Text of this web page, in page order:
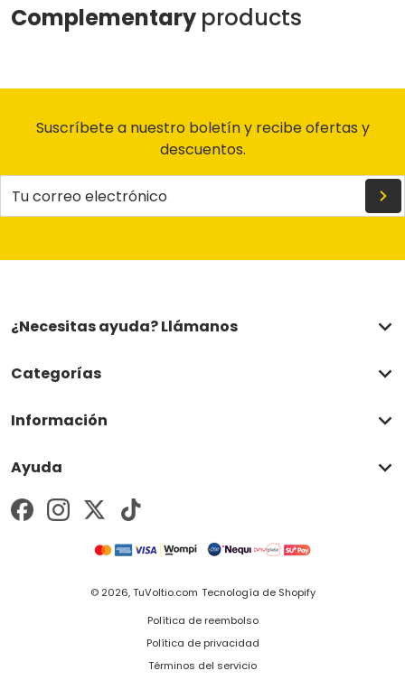
Complementary products
Suscríbete a nuestro boletín y recibe ofertas y
descuentos.
Tu correo electrónico
¿Necesitas ayuda? Llámanos
Categorías
Información
Ayuda
Métodos de pago
© 2026,TuVoltio.com Tecnología de Shopify
Política de reembolso
Política de privacidad
Términos del servicio